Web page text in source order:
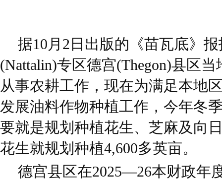
据10月2日出版的《苗瓦底》
(Nattalin)专区德宫(Thegon)县区
从事农耕工作，现在为满足本地
发展油料作物种植工作，今年冬
要就是规划种植花生、芝麻及向
花生就规划种植4,600多英亩。
德宫县区在2025—26本财政年